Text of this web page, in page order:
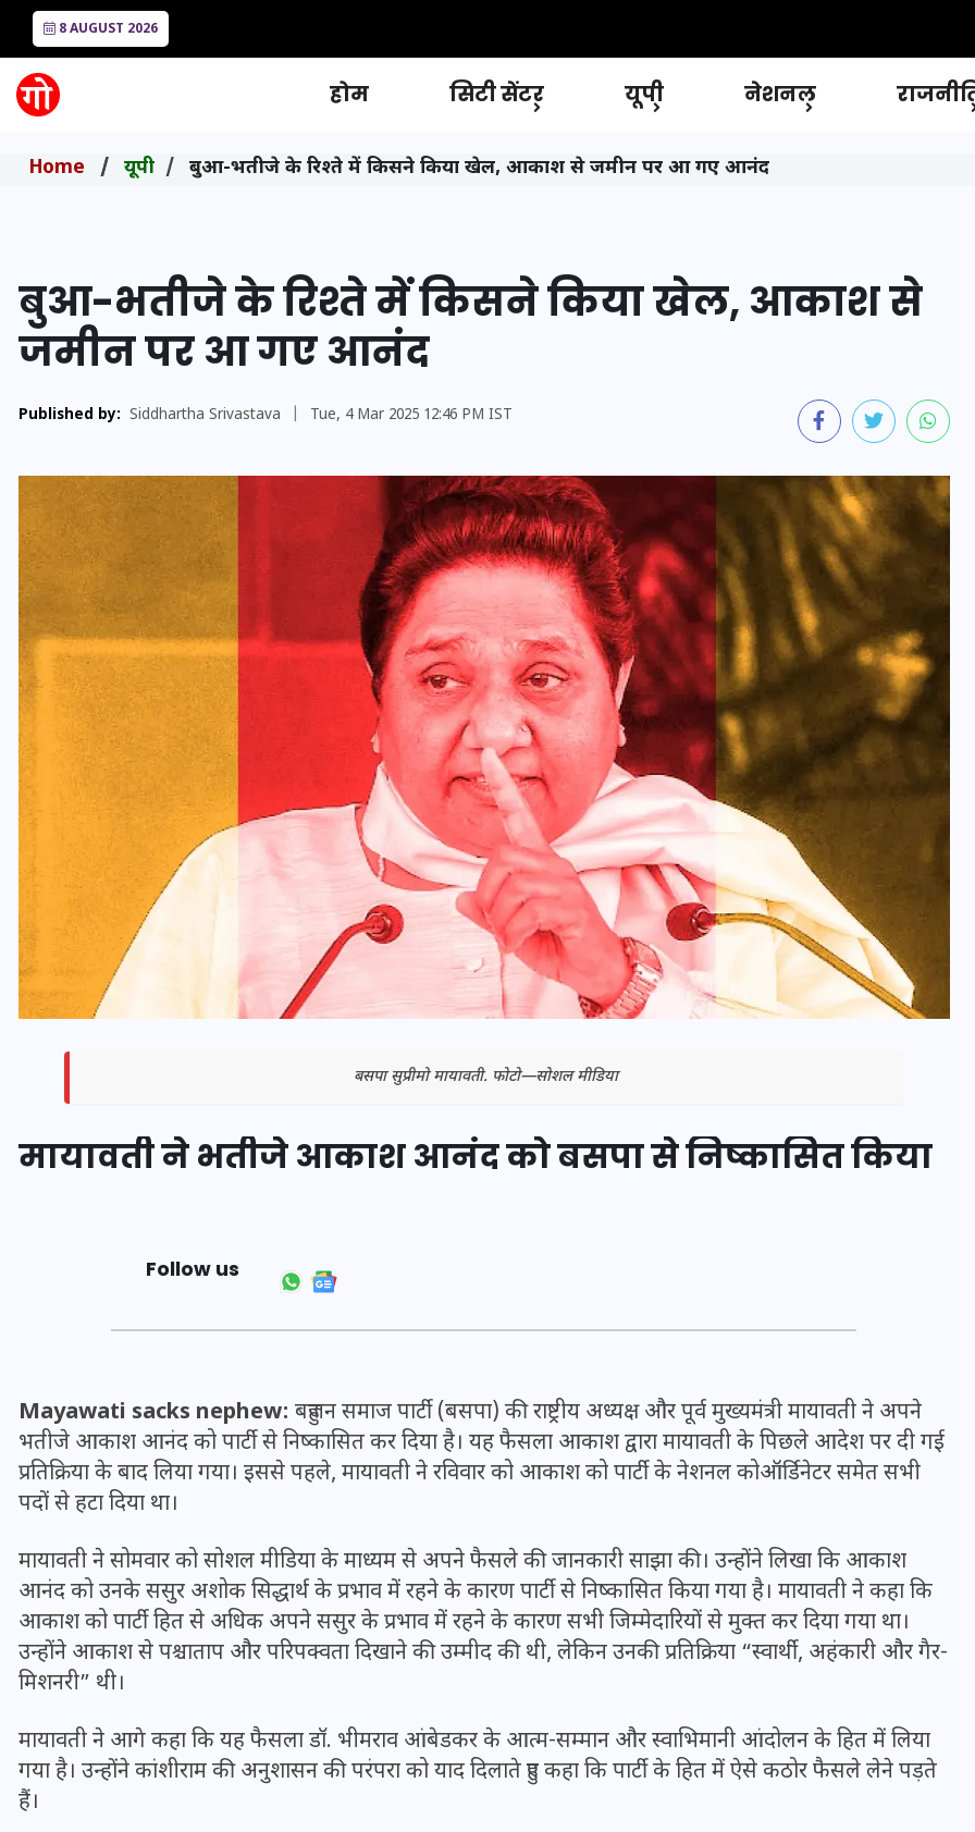
8 AUGUST 2026
होम सिटी सेंटर यूपी नेशनल
Home यूपी बुआ-भतीजे के रिश्ते में किसने किया खेल, आकाश से जमीन पर आ गए आनंद
बुआ-भतीजे के रिश्ते में किसने किया खेल, आकाश से
जमीन पर आ गए आनंद
Published by: Siddhartha Srivastava Tue, 4 Mar 2025 12:46 PM IST
बसपा सुप्रीमो मायावती. फोटो—सोशल मीडिया
मायावती ने भतीजे आकाश आनंद को बसपा से निष्कासित किया
Follow us
Mayawati sacks nephew: बहुजन समाज पार्टी (बसपा) की राष्ट्रीय अध्यक्ष और पूर्व मुख्यमंत्री मायावती ने अपने
भतीजे आकाश आनंद को पार्टी से निष्कासित कर दिया है। यह फैसला आकाश द्वारा मायावती के पिछले आदेश पर दी गई
प्रतिक्रिया के बाद लिया गया। इससे पहले, मायावती ने रविवार को आकाश को पार्टी के नेशनल कोऑर्डिनेटर समेत सभी
पदों से हटा दिया था।
मायावती ने सोमवार को सोशल मीडिया के माध्यम से अपने फैसले की जानकारी साझा की। उन्होंने लिखा कि आकाश
आनंद को उनके ससुर अशोक सिद्धार्थ के प्रभाव में रहने के कारण पार्टी से निष्कासित किया गया है। मायावती ने कहा कि
आकाश को पार्टी हित से अधिक अपने ससुर के प्रभाव में रहने के कारण सभी जिम्मेदारियों से मुक्त कर दिया गया था।
उन्होंने आकाश से पश्चाताप और परिपक्वता दिखाने की उम्मीद की थी, लेकिन उनकी प्रतिक्रिया “स्वार्थी, अहंकारी और गैर-
मिशनरी” थी।
मायावती ने आगे कहा कि यह फैसला डॉ. भीमराव आंबेडकर के आत्म-सम्मान और स्वाभिमानी आंदोलन के हित में लिया
गया है। उन्होंने कांशीराम की अनुशासन की परंपरा को याद दिलाते हुए कहा कि पार्टी के हित में ऐसे कठोर फैसले लेने पड़ते
हैं।
वोटर लिस्ट पुनरीक्षण कार्यक्रम में
हुआ बदलाव, देखें नई तारीखों की
पूरी लिस्ट
आया बड़ा अपडेट
30 दिसम्बर 2025
आया बड़ा अपडेट
30 दिसम्बर 2025